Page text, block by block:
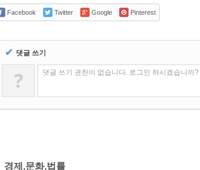
Facebook Twitter Google Pinterest
✔ 댓글 쓰기
? 댓글 쓰기 권한이 없습니다. 로그인 하시겠습니까?
경제,문화,법률